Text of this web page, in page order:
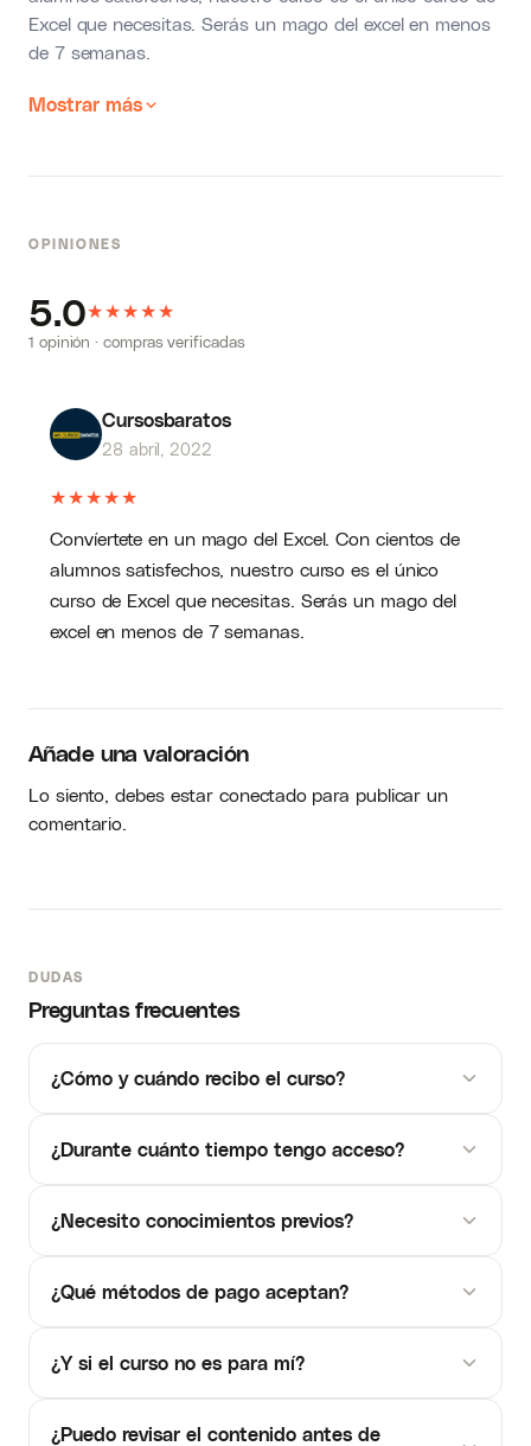
Excel que necesitas. Serás un mago del excel en menos
de 7 semanas.
Mostrar más
OPINIONES
5.0★★★★★
1 opinión · compras verificadas
Cursosbaratos
28 abril, 2022
★★★★★
Convíertete en un mago del Excel. Con cientos de
alumnos satisfechos, nuestro curso es el único
curso de Excel que necesitas. Serás un mago del
excel en menos de 7 semanas.
Añade una valoración
Lo siento, debes estarconectadopara publicar un
comentario.
DUDAS
Preguntas frecuentes
¿Cómo y cuándo recibo el curso?
¿Durante cuánto tiempo tengo acceso?
¿Necesito conocimientos previos?
¿Qué métodos de pago aceptan?
¿Y si el curso no es para mí?
¿Puedo revisar el contenido antes de